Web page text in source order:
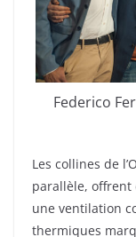
Federico
Les collines de
parallèle, offrent
une ventilation
thermiques